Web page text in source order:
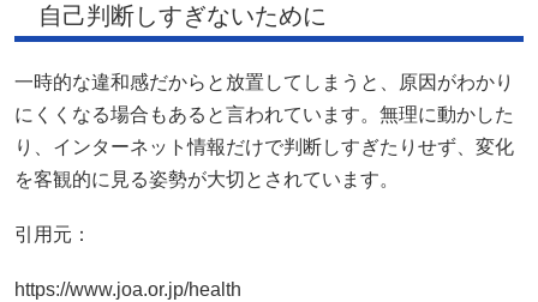
自己判断しすぎないために
一時的な違和感だからと放置してしまうと、原因がわかり
にくくなる場合もあると言われています。無理に動かした
り、インターネット情報だけで判断しすぎたりせず、変化
を客観的に見る姿勢が大切とされています。
引用元：
https://www.joa.or.jp/health